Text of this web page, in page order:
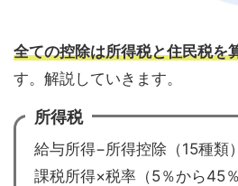
全ての控除は所得税と住民税を
す。解説していきます。
所得税
給与所得−所得控除（15種類
課税所得×税率（5％から45